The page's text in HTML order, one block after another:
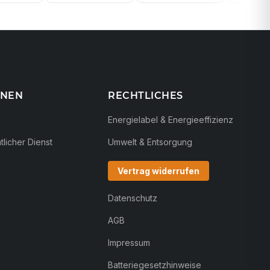
Dienst
RECHTLICHES
Energielabel & Energieeffizienz
Umwelt & Entsorgung
Vertrag widerrufen
Datenschutz
AGB
Impressum
Batteriegesetzhinweise